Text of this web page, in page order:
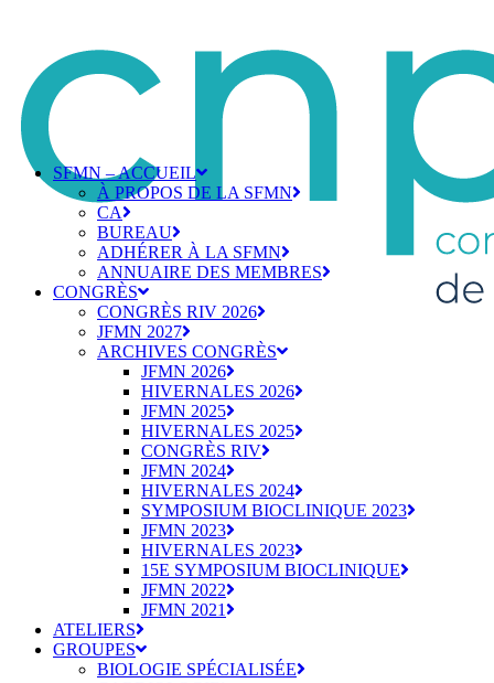
SFMN – ACCUEIL
À PROPOS DE LA SFMN
CA
BUREAU
ADHÉRER À LA SFMN
ANNUAIRE DES MEMBRES
CONGRÈS
CONGRÈS RIV 2026
JFMN 2027
ARCHIVES CONGRÈS
JFMN 2026
HIVERNALES 2026
JFMN 2025
HIVERNALES 2025
CONGRÈS RIV
JFMN 2024
HIVERNALES 2024
SYMPOSIUM BIOCLINIQUE 2023
JFMN 2023
HIVERNALES 2023
15E SYMPOSIUM BIOCLINIQUE
JFMN 2022
JFMN 2021
ATELIERS
GROUPES
BIOLOGIE SPÉCIALISÉE